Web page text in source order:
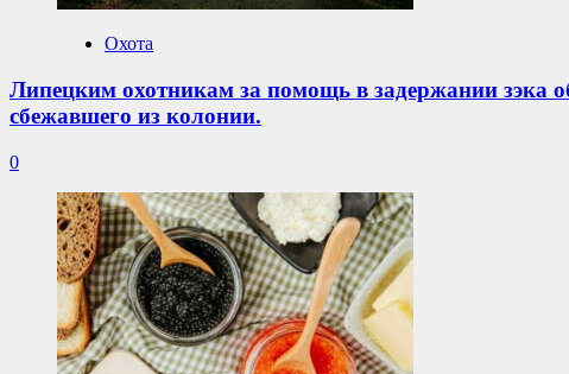
Охота
Липецким охотникам за помощь в задержании зэка
сбежавшего из колонии.
0